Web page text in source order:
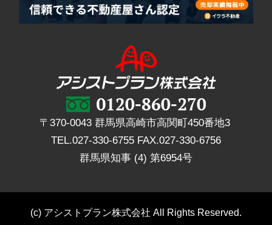
〒370-0043 群馬県高崎市高関町450番地3
TEL.027-330-6755 FAX.027-330-6756
群馬県知事 (4) 第6954号
(c) アシストプラン株式会社 All Rights Reserved.